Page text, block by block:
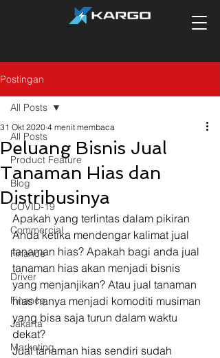
Postingan
All Posts
Product Feature
Blog
COVID-19
Commercial
Finance
Driver
Finance
Jakarta
Marketing
All Posts
Peluang Bisnis Jual
Tanaman Hias dan
Distribusinya
31 Okt 2020 4 menit membaca
Apakah yang terlintas dalam pikiran
Anda ketika mendengar kalimat jual
tanaman hias? Apakah bagi anda jual
tanaman hias akan menjadi bisnis
yang menjanjikan? Atau jual tanaman
hias hanya menjadi komoditi musiman
yang bisa saja turun dalam waktu
dekat?
Jual tanaman hias sendiri sudah